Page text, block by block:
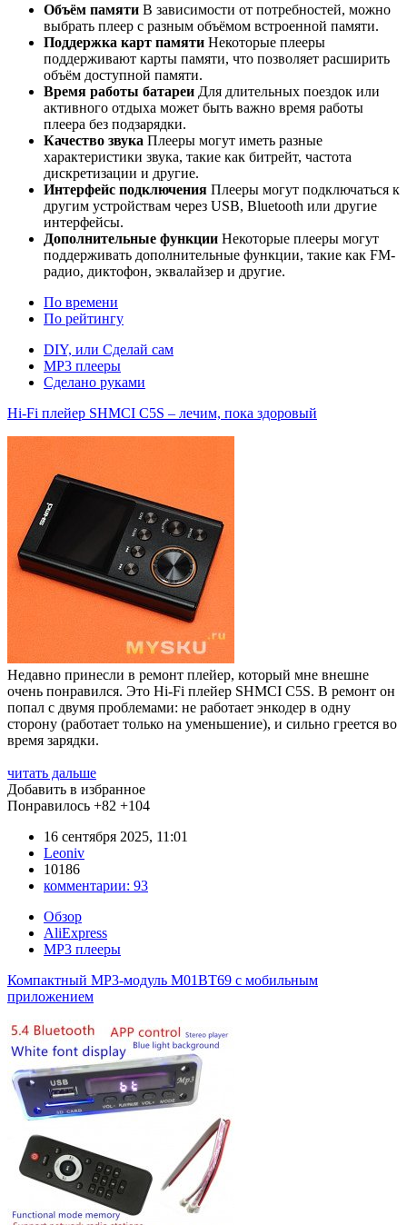
Объём памяти В зависимости от потребностей, можно
выбрать плеер с разным объёмом встроенной памяти.
Поддержка карт памяти Некоторые плееры
поддерживают карты памяти, что позволяет расширить
объём доступной памяти.
Время работы батареи Для длительных поездок или
активного отдыха может быть важно время работы
плеера без подзарядки.
Качество звука Плееры могут иметь разные
характеристики звука, такие как битрейт, частота
дискретизации и другие.
Интерфейс подключения Плееры могут подключаться к
другим устройствам через USB, Bluetooth или другие
интерфейсы.
Дополнительные функции Некоторые плееры могут
поддерживать дополнительные функции, такие как FM-
радио, диктофон, эквалайзер и другие.
По времени
По рейтингу
DIY, или Сделай сам
MP3 плееры
Сделано руками
Hi-Fi плейер SHMCI C5S – лечим, пока здоровый
Недавно принесли в ремонт плейер, который мне внешне
очень понравился. Это Hi-Fi плейер SHMCI C5S. В ремонт он
попал с двумя проблемами: не работает энкодер в одну
сторону (работает только на уменьшение), и сильно греется во
время зарядки.
читать дальше
Добавить в избранное
Понравилось +82 +104
16 сентября 2025, 11:01
Leoniv
10186
комментарии: 93
Обзор
AliExpress
MP3 плееры
Компактный MP3-модуль M01BT69 с мобильным
приложением